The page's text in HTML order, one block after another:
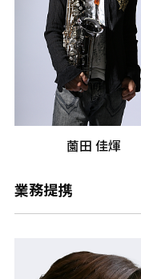
薗田 佳煇
業務提携